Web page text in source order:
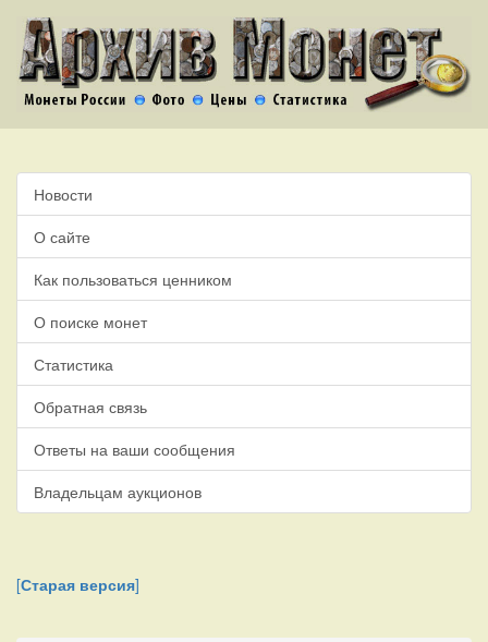
Новости
О сайте
Как пользоваться ценником
О поиске монет
Статистика
Обратная связь
Ответы на ваши сообщения
Владельцам аукционов
[Старая версия]